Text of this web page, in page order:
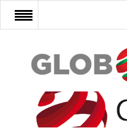
FŐOLDAL
AFRIKA